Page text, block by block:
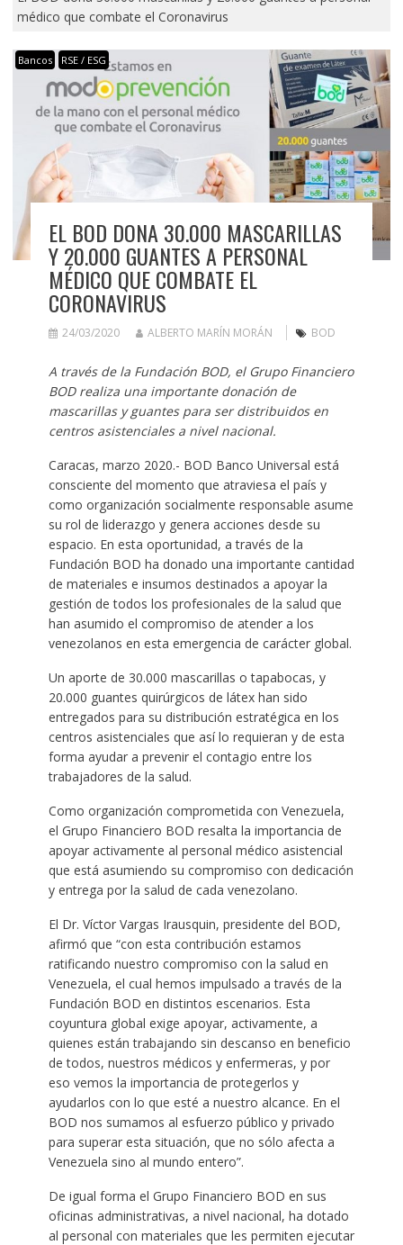
médico que combate el Coronavirus
Bancos RSE / ESG
EL BOD DONA 30.000 MASCARILLAS
Y 20.000 GUANTES A PERSONAL
MÉDICO QUE COMBATE EL
CORONAVIRUS
24/03/2020 ALBERTO MARÍN MORÁN BOD
A través de la Fundación BOD, el Grupo Financiero
BOD realiza una importante donación de
mascarillas y guantes para ser distribuidos en
centros asistenciales a nivel nacional.
Caracas, marzo 2020.- BOD Banco Universal está
consciente del momento que atraviesa el país y
como organización socialmente responsable asume
su rol de liderazgo y genera acciones desde su
espacio. En esta oportunidad, a través de la
Fundación BOD ha donado una importante cantidad
de materiales e insumos destinados a apoyar la
gestión de todos los profesionales de la salud que
han asumido el compromiso de atender a los
venezolanos en esta emergencia de carácter global.
Un aporte de 30.000 mascarillas o tapabocas, y
20.000 guantes quirúrgicos de látex han sido
entregados para su distribución estratégica en los
centros asistenciales que así lo requieran y de esta
forma ayudar a prevenir el contagio entre los
trabajadores de la salud.
Como organización comprometida con Venezuela,
el Grupo Financiero BOD resalta la importancia de
apoyar activamente al personal médico asistencial
que está asumiendo su compromiso con dedicación
y entrega por la salud de cada venezolano.
El Dr. Víctor Vargas Irausquin, presidente del BOD,
afirmó que “con esta contribución estamos
ratificando nuestro compromiso con la salud en
Venezuela, el cual hemos impulsado a través de la
Fundación BOD en distintos escenarios. Esta
coyuntura global exige apoyar, activamente, a
quienes están trabajando sin descanso en beneficio
de todos, nuestros médicos y enfermeras, y por
eso vemos la importancia de protegerlos y
ayudarlos con lo que esté a nuestro alcance. En el
BOD nos sumamos al esfuerzo público y privado
para superar esta situación, que no sólo afecta a
Venezuela sino al mundo entero”.
De igual forma el Grupo Financiero BOD en sus
oficinas administrativas, a nivel nacional, ha dotado
al personal con materiales que les permiten ejecutar